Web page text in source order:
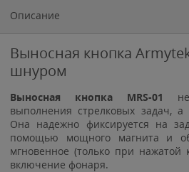
Описание
Выносная кнопка
шнуром
Выносная кнопка MRS-01
выполнения стрелковых задач,
Она надежно фиксируется на
помощью мощного магнита и
мгновенное (только при нажатой
включение фонаря.